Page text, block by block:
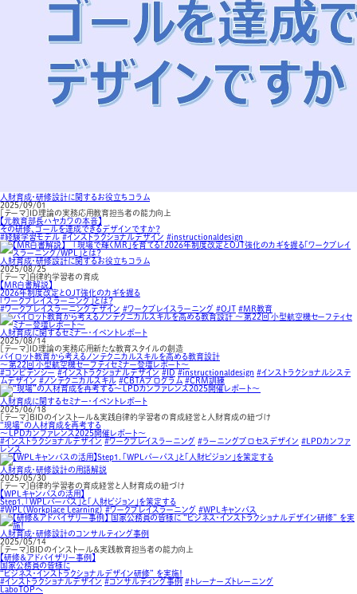
人財育成・研修設計に関するお役立ちコラム
2025/09/01
［テーマ］ID理論の実務応用教育担当者の能力向上
【元教育部長ハヤカワの本音】
その研修、ゴールを達成できるデザインですか？
#経験学習モデル #インストラクショナルデザイン #instructionaldesign
人財育成・研修設計に関するお役立ちコラム
2025/08/25
［テーマ］自律的学習者の育成
【MR白書解説】
2026年制度改定とOJT強化のカギを握る
「ワークプレイスラーニング」とは？
#ワークプレイスラーニングデザイン #ワークプレイスラーニング #OJT #MR教育
人財育成に関するセミナー・イベントレポート
2025/08/14
［テーマ］ID理論の実務応用新たな教育スタイルの創造
パイロット教育から考えるノンテクニカルスキルを高める教育設計
～第22回 小型航空機セーフティセミナー登壇レポート～
#コンピテンシー #インストラクショナルデザイン #ID #instructionaldesign #インストラクショナルシステ
ムデザイン #ノンテクニカルスキル #CBTAプログラム #CRM訓練
人財育成に関するセミナー・イベントレポート
2025/06/18
［テーマ］BIDのインストール＆実践自律的学習者の育成経営と人財育成の紐づけ
“現場”の人材育成を再考する
～LPDカンファレンス2025開催レポート～
#インストラクショナルデザイン #ワークプレイスラーニング #ラーニングプロセスデザイン #LPDカンファ
レンス
人財育成・研修設計の用語解説
2025/05/30
［テーマ］自律的学習者の育成経営と人財育成の紐づけ
【WPLキャンバスの活用】
Step１．「WPLパーパス」と「人財ビジョン」を策定する
#WPL（Workplace Learning） #ワークプレイスラーニング #WPLキャンバス
人財育成・研修設計のコンサルティング事例
2025/05/14
［テーマ］BIDのインストール＆実践教育担当者の能力向上
【研修＆アドバイザリー事例】
国家公務員の皆様に
“ビジネス・インストラクショナルデザイン研修” を実施！
#インストラクショナルデザイン #コンサルティング事例 #トレーナーズトレーニング
LaboTOPへ